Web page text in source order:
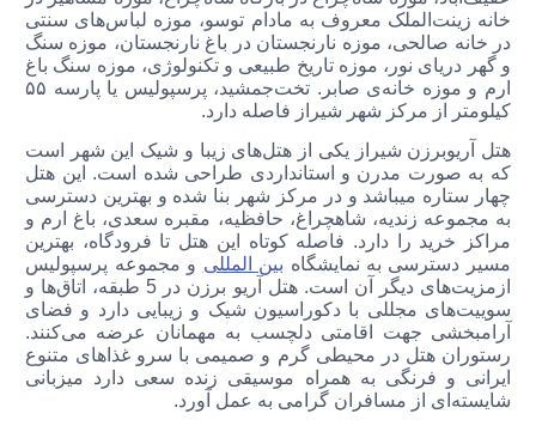
خانه زینت‌الملک معروف به مادام توسو،‌ موزه لباس‌های سنتی
در خانه صالحی،‌ موزه نارنجستان در باغ نارنجستان،‌ موزه سنگ
و گهر دریای نور، موزه تاریخ طبیعی و تکنولوژی، موزه سنگ باغ
ارم و موزه‌ خانه‌ی صابر. تخت‌جمشید، پرسپولیس یا پارسه ۵۵
کیلومتر از مرکز شهر شیراز فاصله دارد.
هتل آریوبرزن شیراز یکی از هتل‌های زیبا و شیک این شهر است
که به صورت مدرن و استانداردی طراحی شده است. این هتل
چهار ستاره میباشد و در مرکز شهر بنا شده و بهترین دسترسی
به مجموعه زندیه، شاهچراغ، حافظیه، مقبره سعدی، باغ ارم و
مراكز خريد را دارد. فاصله كوتاه این هتل تا فرودگاه، بهترين
مسير دسترسی به نمايشگاه بين المللی و مجموعه پرسپوليس
ازمزیت‌های دیگر آن است. هتل آریو برزن در 5 طبقه، اتاق‌ها و
سوییت‌های مجللی با دکوراسیون شیک و زیبایی دارد و فضای
آرامبخشی جهت اقامتی دلچسب به مهمانان عرضه می‌کنند.
رستوران هتل در محیطی گرم و صمیمی با سرو غذاهای متنوع
ایرانی و فرنگی به همراه موسیقی زنده سعی دارد میزبانی
شایسته‌ای از مسافران گرامی به عمل آورد.